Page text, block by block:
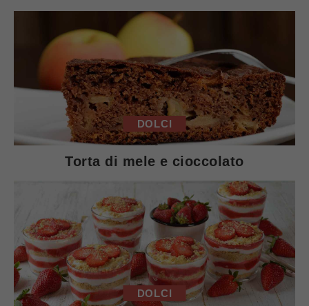
DOLCI
Torta di mele e cioccolato
DOLCI